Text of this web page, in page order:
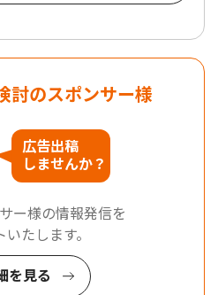
討のスポンサー様
広告出稿
しませんか？
ー様の情報発信を
たします。
を見る